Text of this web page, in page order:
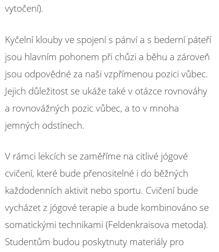
vytočení).
Kyčelní klouby ve spojení s pánví a s bederní páteří
jsou hlavním pohonem při chůzi a běhu a zároveň
jsou odpovědné za naši vzpřímenou pozici vůbec.
Jejich důležitost se ukáže také v otázce rovnováhy
a rovnovážných pozic vůbec, a to v mnoha
jemných odstínech.
V rámci lekcích se zaměříme na citlivé jógové
cvičení, které bude přenositelné i do běžných
každodenních aktivit nebo sportu. Cvičení bude
vycházet z jógové terapie a bude kombinováno se
somatickými technikami (Feldenkraisova metoda).
Studentům budou poskytnuty materiály pro